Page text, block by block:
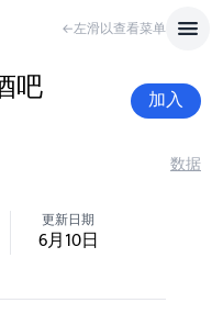
←左滑以查看菜单
吧 加入
数据
更新日期
6月10日